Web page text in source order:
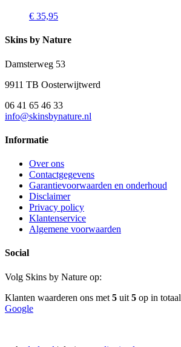
€ 35,95
Skins by Nature
Damsterweg 53
9911 TB Oosterwijtwerd
06 41 65 46 33
info@skinsbynature.nl
Informatie
Over ons
Contactgegevens
Garantievoorwaarden en onderhoud
Disclaimer
Privacy policy
Klantenservice
Algemene voorwaarden
Social
Volg Skins by Nature op:
Klanten waarderen ons met 5 uit 5 op in totaal
Google